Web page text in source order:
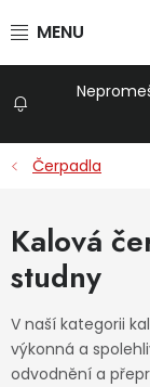
Stavba a
Dílna
Čerpadla
Kalová
studny
V naší kategorii
výkonná a
odvodnění a